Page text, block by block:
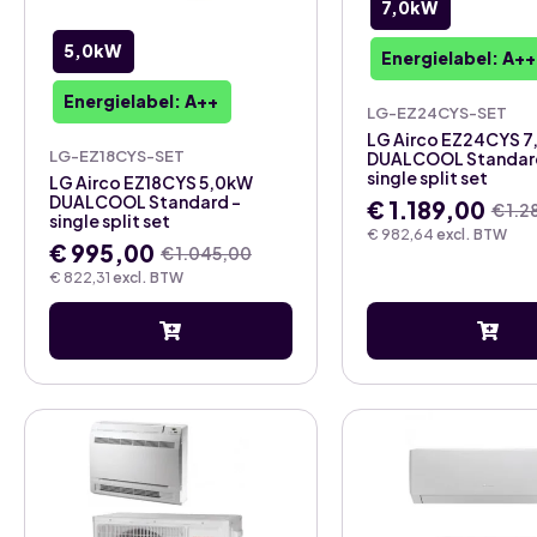
5,0kW
Energielabel: A++
LG-EZ18CYS-SET
€ 822,31 excl. BTW
LG Airco EZ18CYS 5,0kW
DUALCOOL Standard –
single split set
€1.045,00
Oorspronkelijke
prijs
was:
€ 1.045,00.
€ 995,00
Huidige
prijs
is:
7,0kW
Energielabel: A++
LG-EZ24CYS-SET
€ 982,64 excl. BTW
LG Airco EZ24CYS
DUALCOOL
single split set
€
prijs
€ 1.288,00.
€ 1.189,00
Huidige
prijs
€ 1.189,00.